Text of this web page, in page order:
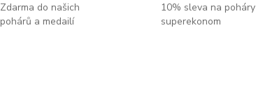
Zdarma do našich
pohárů a medailí
10% sleva na poháry
superekonom